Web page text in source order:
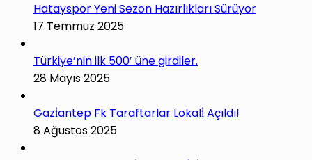
Hatayspor Yeni Sezon Hazırlıkları Sürüyor
17 Temmuz 2025
Türkiye’nin ilk 500′ üne girdiler.
28 Mayıs 2025
Gazi̇antep Fk Taraftarlar Lokali̇ Açıldı!
8 Ağustos 2025